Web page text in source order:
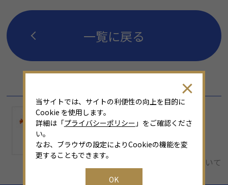
一覧に戻る
広告募集について
当サイトでは、サイトの利便性の向上を目的に
Cookie を使用します。
詳細は「プライバシーポリシー 」をご確認くださ
い。
なお、ブラウザの設定によりCookieの機能を変
更することもできます。
OK